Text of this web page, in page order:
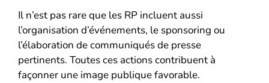
Il n’est pas rare que les RP incluent aussi
l’organisation d’événements, le sponsoring ou
l’élaboration de communiqués de presse
pertinents. Toutes ces actions contribuent à
façonner une image publique favorable.